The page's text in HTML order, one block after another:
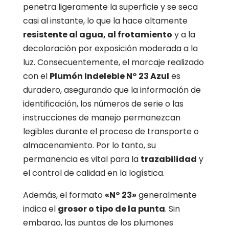
penetra ligeramente la superficie y se seca
casi al instante,lo que la hace altamente
resistente al agua, al frotamiento y a la
decoloración por exposición moderada a la
luz. Consecuentemente,el marcaje realizado
con el Plumón Indeleble N° 23 Azul es
duradero,asegurando que la información de
identificación,los números de serie o las
instrucciones de manejo permanezcan
legibles durante el proceso de transporte o
almacenamiento. Por lo tanto,su
permanencia es vital para la trazabilidad y
el control de calidad en la logística.
Además,el formato «N° 23» generalmente
indica el grosor o tipo de la punta. Sin
embargo,las puntas de los plumones